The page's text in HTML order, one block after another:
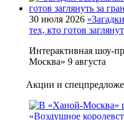
30 июля 2026
тех, кто готов
Интерактивная шоу-
Москва» 9 августа
Акции и